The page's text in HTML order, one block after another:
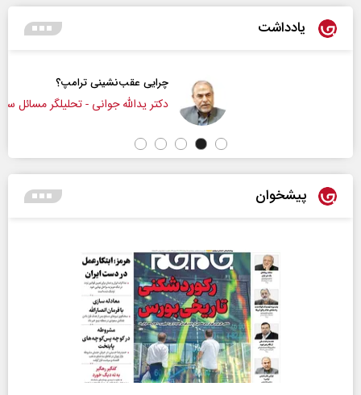
یادداشت
چرایی عقب‌نشینی ترامپ؟
دکتر یدالله جوانی - تحلیلگر مسائل سیاسی
پیشخوان